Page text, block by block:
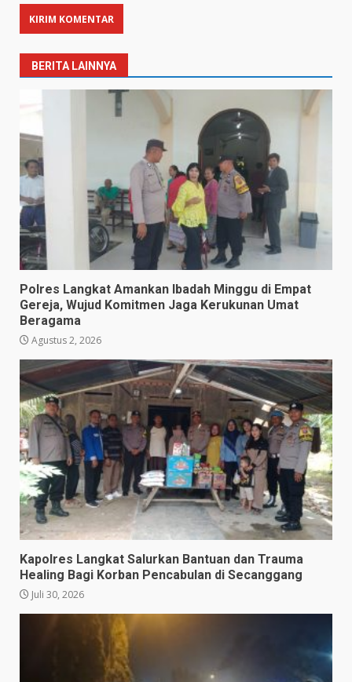
BERITA LAINNYA
Polres Langkat Amankan Ibadah Minggu di Empat
Gereja, Wujud Komitmen Jaga Kerukunan Umat
Beragama
Agustus 2, 2026
Kapolres Langkat Salurkan Bantuan dan Trauma
Healing Bagi Korban Pencabulan di Secanggang
Juli 30, 2026